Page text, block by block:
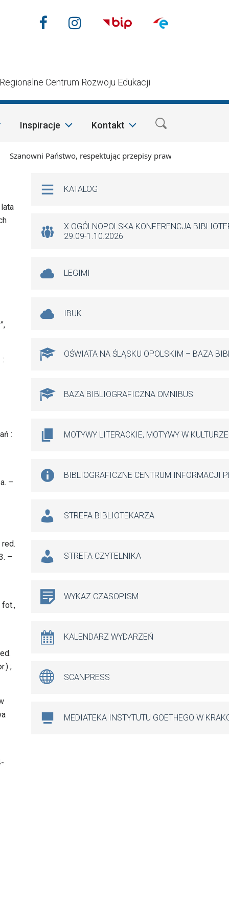
Nasze media
FacebookInstagram
Regionalne Centrum Rozwoju Edukacji
Inspiracje Kontakt
Państwo, respektując przepisy prawa i mając na
:
–
–
fot.,
;
Na skróty
KATALOG
X OGÓLNOPOLSKA KONFERENCJA
29.09-1.10.2026
LEGIMI
IBUK
OŚWIATA NA ŚLĄSKU OPOLSKIM – BAZA
BAZA BIBLIOGRAFICZNA OMNIBUS
MOTYWY LITERACKIE, MOTYWY W KULTURZE
BIBLIOGRAFICZNE CENTRUM INFORMACJI
STREFA BIBLIOTEKARZA
STREFA CZYTELNIKA
WYKAZ CZASOPISM
KALENDARZ WYDARZEŃ
SCANPRESS
MEDIATEKA INSTYTUTU GOETHEGO W